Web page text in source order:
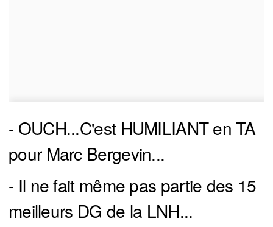
- OUCH...C'est HUMILIANT en TA
pour Marc Bergevin...
- Il ne fait même pas partie des 15
meilleurs DG de la LNH...